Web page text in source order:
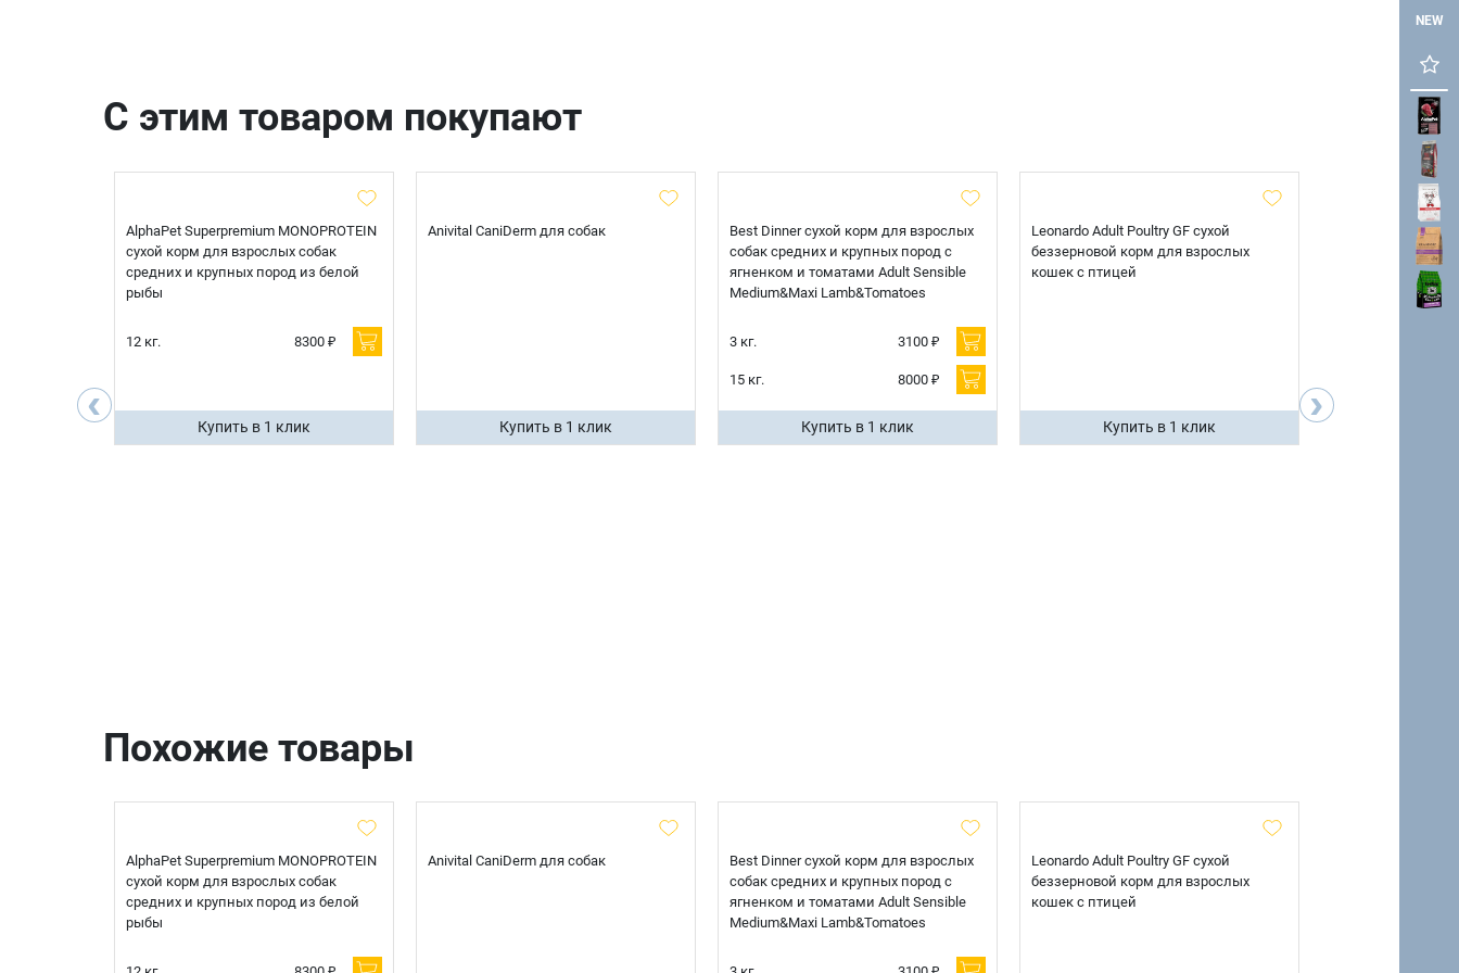
NEW
С этим товаром покупают
‹
AlphaPet Superpremium MONOPROTEIN
сухой корм для взрослых собак
средних и крупных пород из белой
рыбы
12 кг. 8300 ₽
Купить в 1 клик
Anivital CaniDerm для собак
Купить в 1 клик
Best Dinner сухой корм для взрослых
собак средних и крупных пород с
ягненком и томатами Adult Sensible
Medium&Maxi Lamb&Tomatoes
3 кг. 3100 ₽
15 кг. 8000 ₽
Купить в 1 клик
Leonardo Adult Poultry GF сухой
беззерновой корм для взрослых
кошек с птицей
Купить в 1 клик
AlphaPet
взрослых собак
говядиной и
›
Похожие товары
AlphaPet Superpremium MONOPROTEIN
сухой корм для взрослых собак
средних и крупных пород из белой
рыбы
Anivital CaniDerm для собак
Best Dinner сухой корм для взрослых
собак средних и крупных пород с
ягненком и томатами Adult Sensible
Medium&Maxi Lamb&Tomatoes
Leonardo Adult Poultry GF сухой
беззерновой корм для взрослых
кошек с птицей